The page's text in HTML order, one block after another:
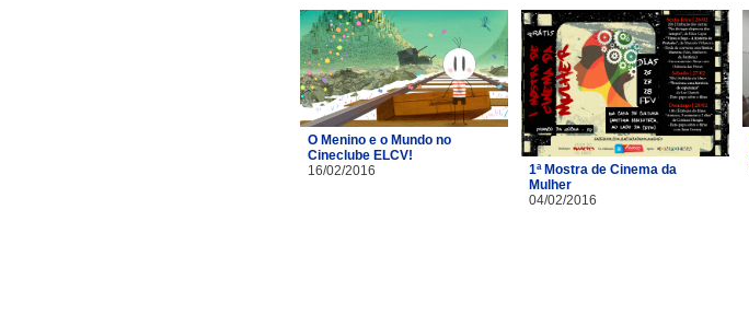
O Menino e o Mundo no
Cineclube ELCV!
16/02/2016
1ª Mostra de Cinema da
Mulher
04/02/2016